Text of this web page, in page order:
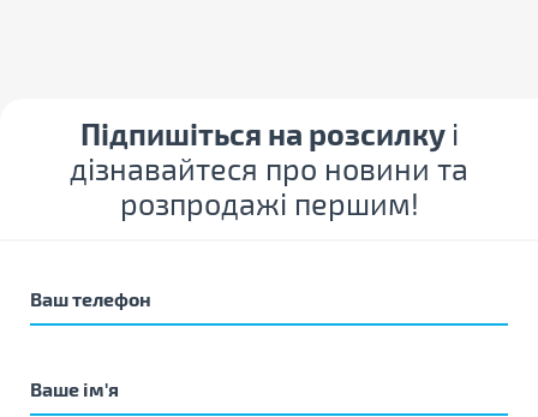
Підпишіться на розсилку і
дізнавайтеся про новини та
розпродажі першим!